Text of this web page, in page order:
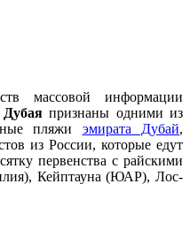
массовой информации
признаны одними из
пляжи эмирата Дубай,
из России, которые едут
первенства с райскими
Кейптауна (ЮАР), Лос-